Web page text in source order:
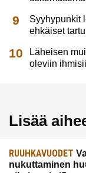
Syyhypunkit
ehkäiset
Läheisen
oleviin
Lisää
RUUHKAVUODET
nukuttaminen